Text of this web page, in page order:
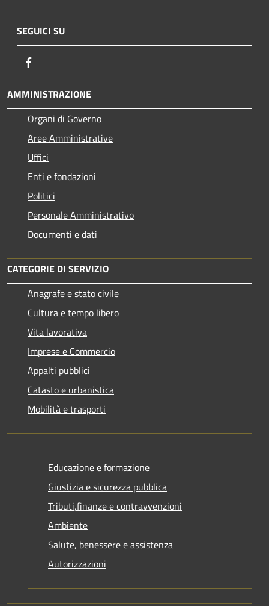
SEGUICI SU
AMMINISTRAZIONE
Organi di Governo
Aree Amministrative
Uffici
Enti e fondazioni
Politici
Personale Amministrativo
Documenti e dati
CATEGORIE DI SERVIZIO
Anagrafe e stato civile
Cultura e tempo libero
Vita lavorativa
Imprese e Commercio
Appalti pubblici
Catasto e urbanistica
Mobilità e trasporti
Educazione e formazione
Giustizia e sicurezza pubblica
Tributi,finanze e contravvenzioni
Ambiente
Salute, benessere e assistenza
Autorizzazioni